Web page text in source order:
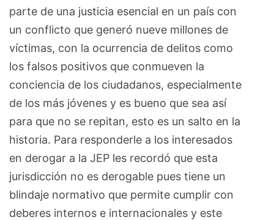
parte de una justicia esencial en un país con
un conflicto que generó nueve millones de
víctimas, con la ocurrencia de delitos como
los falsos positivos que conmueven la
conciencia de los ciudadanos, especialmente
de los más jóvenes y es bueno que sea así
para que no se repitan, esto es un salto en la
historia. Para responderle a los interesados
en derogar a la JEP les recordó que esta
jurisdicción no es derogable pues tiene un
blindaje normativo que permite cumplir con
deberes internos e internacionales y este